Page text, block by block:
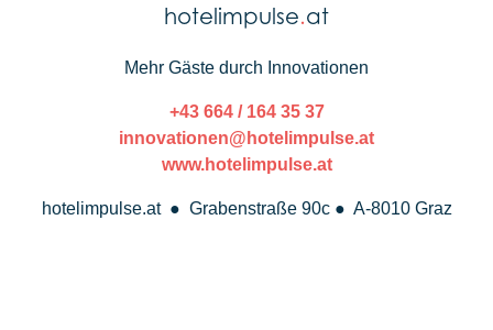
hotelimpulse.at
Mehr Gäste durch Innovationen
+43 664 / 164 35 37
innovationen@hotelimpulse.at
www.hotelimpulse.at
hotelimpulse.at ● Grabenstraße 90c ● A-8010 Graz